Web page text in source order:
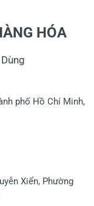
HÓA
phố Hồ Chí Minh,
Xiển, Phường